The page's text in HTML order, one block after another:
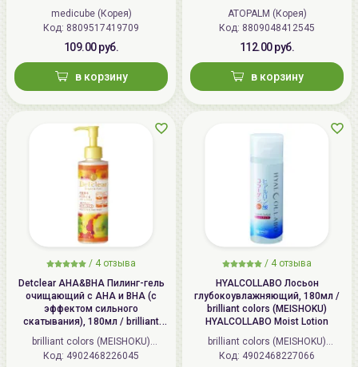
medicube (Корея)
Код: 8809517419709
109.00 руб.
в корзину
ATOPALM (Корея)
Код: 8809048412545
112.00 руб.
в корзину
/ 4 отзыва
Detclear AHA&BHA Пилинг-гель
очищающий с AHA и BHA (с
эффектом сильного
скатывания), 180мл / brilliant
colors (MEISHOKU) Detclear
Bright&Peel AHA&BHA Fruits
Peeling Jelly
brilliant colors (MEISHOKU)
(Япония)
Код: 4902468226045
/ 4 отзыва
HYALCOLLABO Лосьон
глубокоувлажняющий, 180мл /
brilliant colors (MEISHOKU)
HYALCOLLABO Moist Lotion
brilliant colors (MEISHOKU)
(Япония)
Код: 4902468227066